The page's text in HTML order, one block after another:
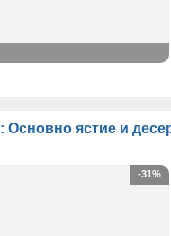
Основно ястие и
-31%